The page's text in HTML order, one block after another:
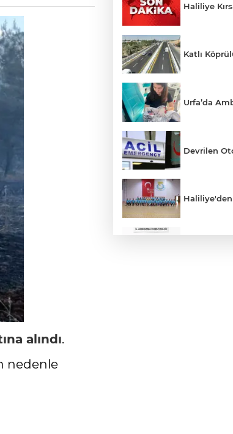
alındı.
nedenle
Haliliye
Katlı
Urfa’da
Devrilen